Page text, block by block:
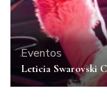
Eventos
Leticia Swarovski